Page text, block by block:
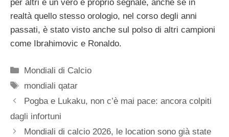
per altri è un vero e proprio segnale, anche se in
realtà quello stesso orologio, nel corso degli anni
passati, è stato visto anche sul polso di altri campioni
come Ibrahimovic e Ronaldo.
Categorie
Mondiali di Calcio
Tag
mondiali qatar
Pogba e Lukaku, non c’è mai pace: ancora colpiti
dagli infortuni
Mondiali di calcio 2026, le location sono già state